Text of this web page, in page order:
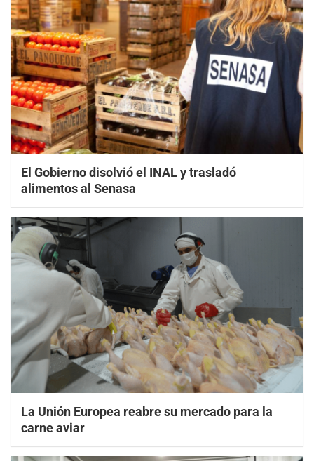
El Gobierno disolvió el INAL y trasladó
alimentos al Senasa
La Unión Europea reabre su mercado para la
carne aviar